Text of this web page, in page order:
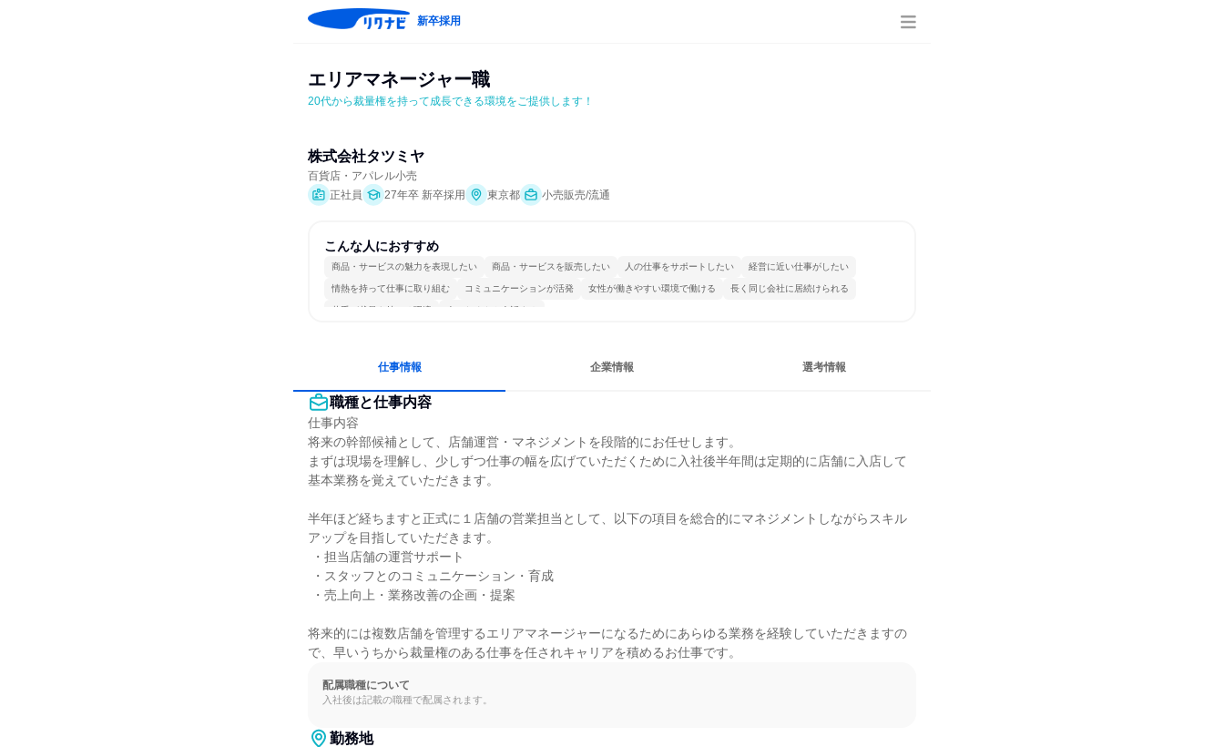
新卒採用
エリアマネージャー職
20代から裁量権を持って成長できる環境をご提供します！
株式会社タツミヤ
百貨店・アパレル小売
正社員
27年卒 新卒採用 東京都 小売販売/流通
こんな人におすすめ
商品・サービスの魅力を表現したい 商品・サービスを販売したい 人の仕事をサポートしたい 経営に近い仕事がしたい
情熱を持って仕事に取り組む コミュニケーションが活発 女性が働きやすい環境で働ける 長く同じ会社に居続けられる
若手が裁量を持てる環境 人とたくさん会話する
仕事情報 企業情報 選考情報
職種と仕事内容
仕事内容
将来の幹部候補として、店舗運営・マネジメントを段階的にお任せします。
まずは現場を理解し、少しずつ仕事の幅を広げていただくために入社後半年間は定期的に店舗に入店して
基本業務を覚えていただきます。
半年ほど経ちますと正式に１店舗の営業担当として、以下の項目を総合的にマネジメントしながらスキル
アップを目指していただきます。
将来的には複数店舗を管理するエリアマネージャーになるためにあらゆる業務を経験していただきますの
で、早いうちから裁量権のある仕事を任されキャリアを積めるお仕事です。
配属職種について
入社後は記載の職種で配属されます。
勤務地